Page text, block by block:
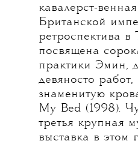
кавалерст-
Британской
ретроспектива
посвящена
практики Эмин,
девяносто работ,
знаменитую
My Bed (1998).
третья крупная
выставка в этом